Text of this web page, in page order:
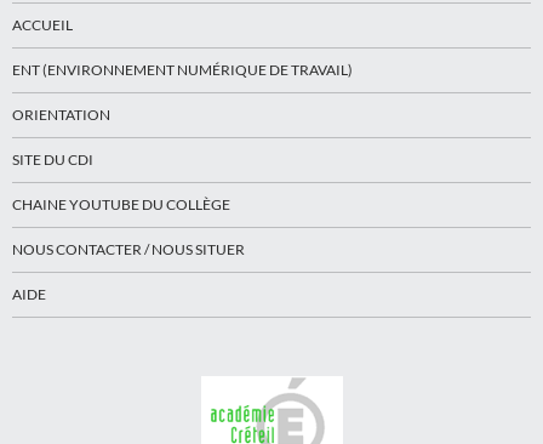
ACCUEIL
ENT (ENVIRONNEMENT NUMÉRIQUE DE TRAVAIL)
ORIENTATION
SITE DU CDI
CHAINE YOUTUBE DU COLLÈGE
NOUS CONTACTER / NOUS SITUER
AIDE